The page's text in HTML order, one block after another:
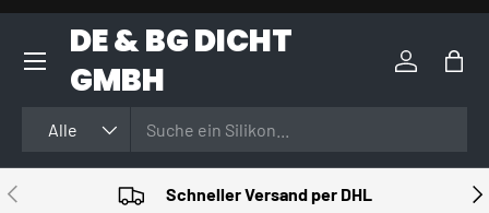
DIREKT ZUM INHALT
DE & BG DICHT
GMBH
Alle
Einloggen
VORHERIGE Schneller Versand per DHL